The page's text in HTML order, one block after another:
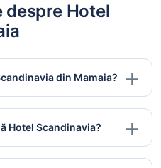
Hotel
din Mamaia?
Hotel Scandinavia?